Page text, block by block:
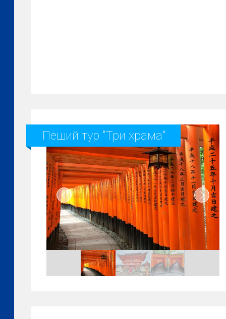
Пеший тур "Три храма"